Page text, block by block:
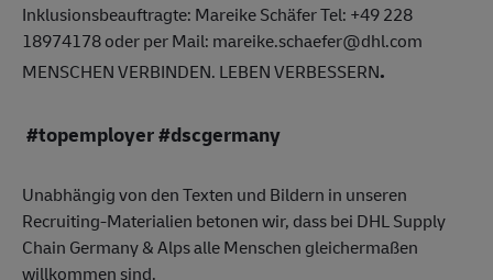
Inklusionsbeauftragte: Mareike Schäfer Tel: +49 228
18974178 oder per Mail: mareike.schaefer@dhl.com
MENSCHEN VERBINDEN. LEBEN VERBESSERN.
#topemployer #dscgermany
Unabhängig von den Texten und Bildern in unseren
Recruiting-Materialien betonen wir, dass bei DHL Supply
Chain Germany & Alps alle Menschen gleichermaßen
willkommen sind.